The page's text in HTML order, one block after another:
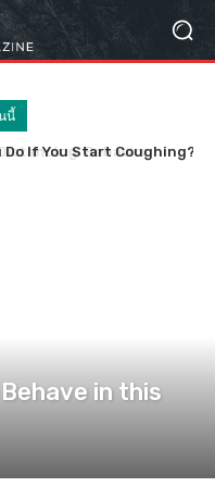
นี้
Do If You Start Coughing?
in this